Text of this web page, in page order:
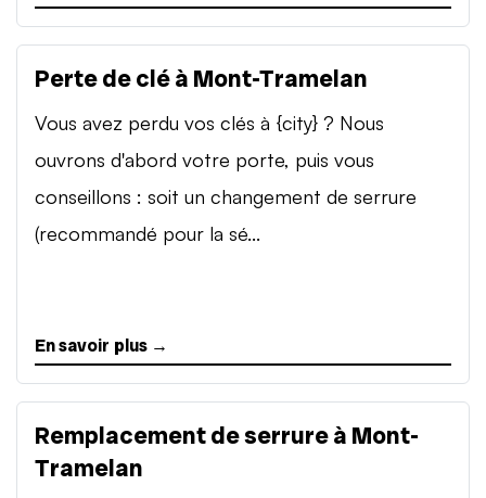
Perte de clé à Mont-Tramelan
Vous avez perdu vos clés à {city} ? Nous
ouvrons d'abord votre porte, puis vous
conseillons : soit un changement de serrure
(recommandé pour la sé...
En savoir plus →
Remplacement de serrure à Mont-
Tramelan